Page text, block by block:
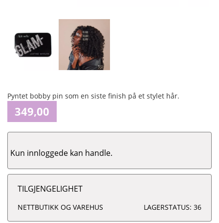
Pyntet bobby pin som en siste finish på et stylet hår.
349,00
Kun innloggede kan handle.
TILGJENGELIGHET
NETTBUTIKK OG VAREHUS LAGERSTATUS: 36